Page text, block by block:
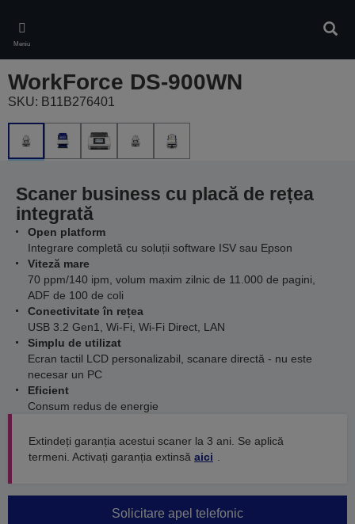
main
content
Meniu
WorkForce DS-900WN
SKU: B11B276401
Scaner business cu placă de rețea
integrată
Open platform
Integrare completă cu soluții software ISV sau Epson
Viteză mare
70 ppm/140 ipm, volum maxim zilnic de 11.000 de pagini,
ADF de 100 de coli
Conectivitate în rețea
USB 3.2 Gen1, Wi-Fi, Wi-Fi Direct, LAN
Simplu de utilizat
Ecran tactil LCD personalizabil, scanare directă - nu este
necesar un PC
Eficient
Consum redus de energie
Extindeți garanția acestui scaner la 3 ani. Se aplică
termeni. Activați garanția extinsă aici
Solicitare apel telefonic